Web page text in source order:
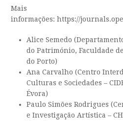
Mais
informações: https://
Alice Semedo
do Património, Faculdade
do Porto)
Ana Carvalho (Centro
Culturas e Sociedades –
Évora)
Paulo Simões Rodrigues
e Investigação Artística –